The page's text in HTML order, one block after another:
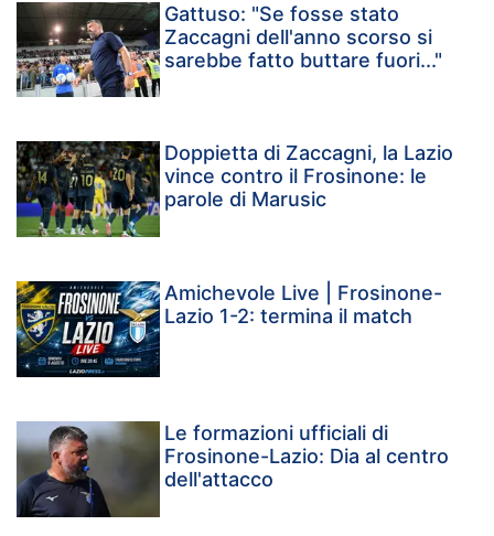
Gattuso: "Se fosse stato
Zaccagni dell'anno scorso si
sarebbe fatto buttare fuori..."
Doppietta di Zaccagni, la Lazio
vince contro il Frosinone: le
parole di Marusic
Amichevole Live | Frosinone-
Lazio 1-2: termina il match
Le formazioni ufficiali di
Frosinone-Lazio: Dia al centro
dell'attacco